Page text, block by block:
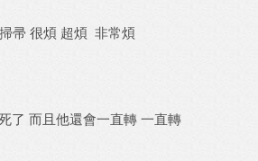
帚 很煩 超煩 非常煩
了 而且他還會一直轉 一直轉